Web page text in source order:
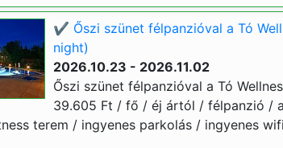
✔️ Őszi szünet félpanzióval a Tó
night)
2026.10.23 - 2026.11.02
Őszi szünet félpanzióval a Tó
39.605 Ft / fő / éj ártól / félpanzió /
terem / ingyenes parkolás / ingyenes